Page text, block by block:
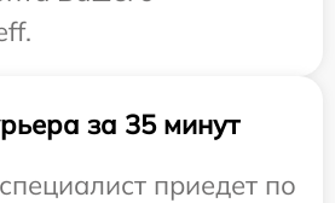
за 35 минут
приедет по